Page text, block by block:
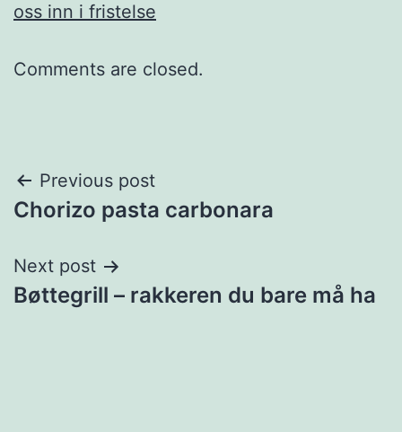
oss inn i fristelse
Comments are closed.
Post
navigation
Previous post
Chorizo pasta carbonara
Next post
Bøttegrill – rakkeren du bare må ha